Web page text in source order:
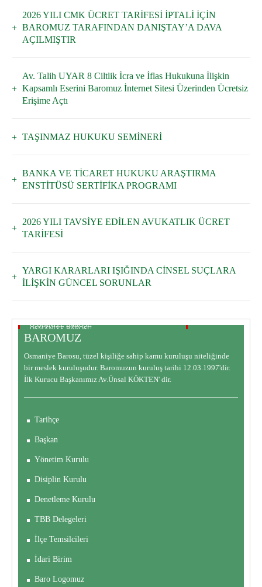
2026 YILI CMK ÜCRET TARİFESİ İPTALİ İÇİN
BAROMUZ TARAFINDAN DANIŞTAY’A DAVA
AÇILMIŞTIR
Av. Talih UYAR 8 Ciltlik İcra ve İflas Hukukuna İlişkin
Kapsamlı Eserini Baromuz İnternet Sitesi Üzerinden Ücretsiz
Erişime Açtı
TAŞINMAZ HUKUKU SEMİNERİ
BANKA VE TİCARET HUKUKU ARAŞTIRMA
ENSTİTÜSÜ SERTİFİKA PROGRAMI
2026 YILI TAVSİYE EDİLEN AVUKATLIK ÜCRET
TARİFESİ
YARGI KARARLARI IŞIĞINDA CİNSEL SUÇLARA
İLİŞKİN GÜNCEL SORUNLAR
OSMANİYE BAROSU
BAROMUZ
OSMANİYE BAROSU
BARO KOMİSYONLARI
BAROMUZ
Osmaniye Barosu, tüzel kişiliğe sahip kamu kuruluşu niteliğinde
bir meslek kuruluşudur. Baromuzun kuruluş tarihi 12.03.1997'dir.
İlk Kurucu Başkanımız Av.Ünsal KÖKTEN' dir.
Tarihçe
Başkan
Yönetim Kurulu
Disiplin Kurulu
Denetleme Kurulu
TBB Delegeleri
İlçe Temsilcileri
İdari Birim
Baro Logomuz